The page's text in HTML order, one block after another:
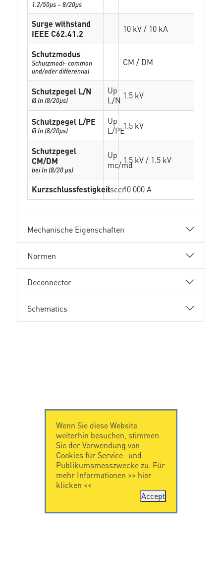
1.2/50µs – 8/20µs
Surge withstand
IEEE C62.41.2
10 kV / 10 kA
Schutzmodus
Schutzmodi- common
und/oder differential
CM / DM
Schutzpegel L/N
@ In (8/20µs)
Up
L/N 1.5 kV
Schutzpegel L/PE
@ In (8/20µs)
Up
L/PE1.5 kV
Schutzpegel
CM/DM
bei In (8/20 µs)
Up
mc/md1.5 kV / 1.5 kV
KurzschlussfestigkeitIsccr10 000 A
Mechanische Eigenschaften
Normen
Deconnector
Schematics
Wenn Sie diese Website
weiterhin besuchen, stimmen
Sie der Verwendung von
Cookies für Service- und
Publikumsmesszwecke zu. Für
mehr Informationen >> hier
klicken <<
Accept